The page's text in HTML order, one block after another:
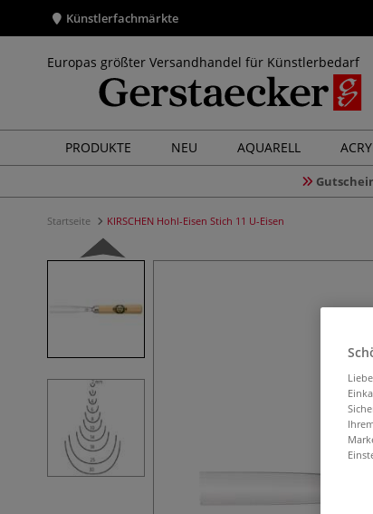
Künstlerfachmärkte
Europas größter Versandhandel für Künstlerbedarf
PRODUKTE NEU AQUARELL
Startseite KIRSCHEN Hohl-Eisen Stich 11 U-Eisen